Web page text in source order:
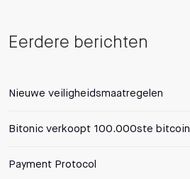
Eerdere berichten
Nieuwe veiligheidsmaatregelen
Bitonic verkoopt 100.000ste bitcoin
Payment Protocol